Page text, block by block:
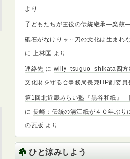
より
子どもたちが主役の伝統継承―楽鼓
砥石がなけりゃ～刀の文化は生まれ
に上林匡 より
連絡先 に willy_tsuguo_shikata四方
文化財を守る会事務局長兼HP副委員
第1回北近畿みらい塾『黒谷和紙』
に長崎：伝統の湯江紙が４０年ぶり
の瓦版 より
ひと涼みしよう